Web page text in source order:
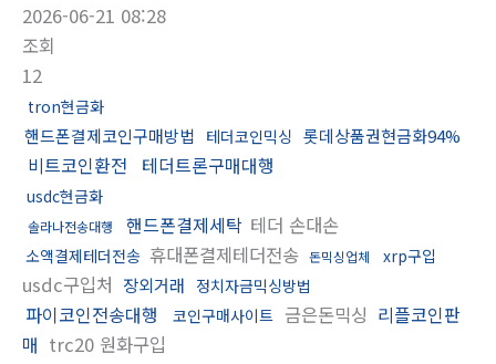
2026-06-21 08:28
조회
12
tron현금화
핸드폰결제코인구매방법 테더코인믹싱 롯데상품권현금화94%
비트코인환전 테더트론구매대행
usdc현금화
솔라나전송대행 핸드폰결제세탁 테더 손대손
소액결제테더전송 휴대폰결제테더전송 돈믹싱업체 xrp구입
usdc구입처 장외거래 정치자금믹싱방법
파이코인전송대행 코인구매사이트 금은돈믹싱 리플코인판
매 trc20 원화구입